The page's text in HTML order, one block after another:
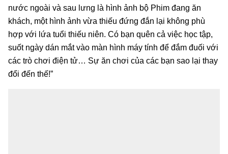
nước ngoài và sau lưng là hình ảnh bộ Phim đang ăn
khách, một hình ảnh vừa thiếu đứng đắn lại không phù
hợp với lứa tuổi thiếu niên. Có bạn quên cả việc học tập,
suốt ngày dán mắt vào màn hình máy tính để đắm đuối với
các trò chơi điện tử… Sự ăn chơi của các bạn sao lại thay
đổi đến thế!”